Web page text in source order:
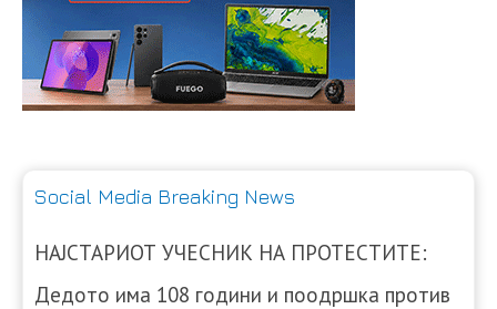
Social Media Breaking News
НАЈСТАРИОТ УЧЕСНИК НА ПРОТЕСТИТЕ:
Дедото има 108 години и поодршка против